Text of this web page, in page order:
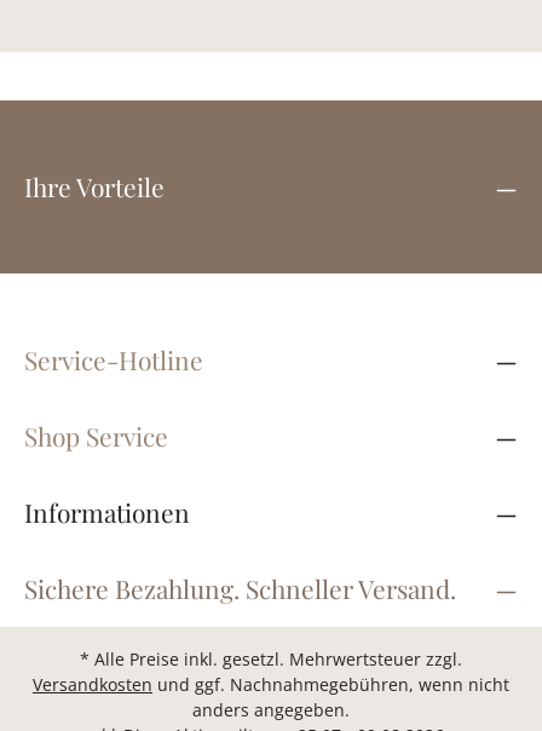
Ihre Vorteile
Service-Hotline
Shop Service
Informationen
Sichere Bezahlung. Schneller Versand.
* Alle Preise inkl. gesetzl. Mehrwertsteuer zzgl.
Versandkosten und ggf. Nachnahmegebühren, wenn nicht
anders angegeben.